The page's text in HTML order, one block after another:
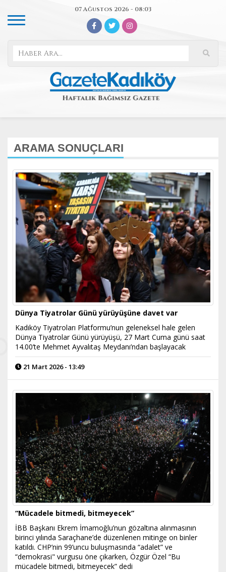
07 Ağustos 2026 - 08:03
ARAMA SONUÇLARI
Dünya Tiyatrolar Günü yürüyüşüne davet var
Kadıköy Tiyatroları Platformu’nun geleneksel hale gelen
Dünya Tiyatrolar Günü yürüyüşü, 27 Mart Cuma günü saat
14.00’te Mehmet Ayvalıtaş Meydanı’ndan başlayacak
21 Mart 2026 - 13:49
“Mücadele bitmedi, bitmeyecek”
İBB Başkanı Ekrem İmamoğlu’nun gözaltına alınmasının
birinci yılında Saraçhane’de düzenlenen mitinge on binler
katıldı. CHP’nin 99’uncu buluşmasında “adalet” ve
“demokrasi" vurgusu öne çıkarken, Özgür Özel “Bu
mücadele bitmedi, bitmeyecek” dedi